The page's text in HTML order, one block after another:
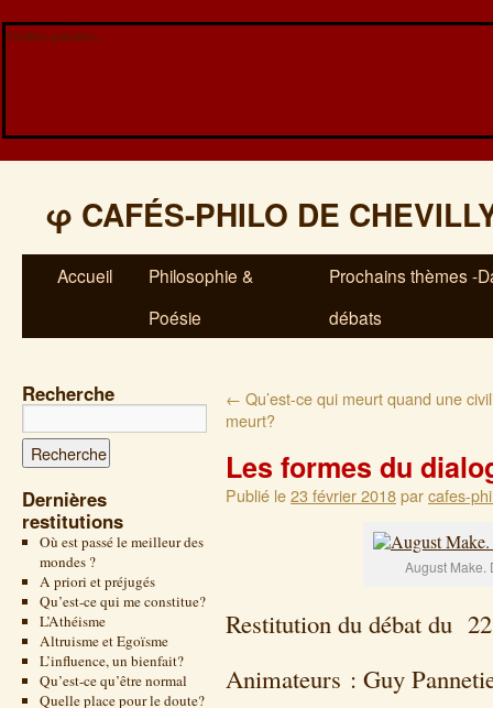
Veuillez patienter...
φ CAFÉS-PHILO DE
Accueil
Philosophie &
Poésie
Prochains thèmes -
débats
Recherche
Dernières
restitutions
Où est passé le meilleur des
mondes ?
A priori et préjugés
Qu’est-ce qui me constitue?
L’Athéisme
Altruisme et Egoïsme
L’influence, un bienfait?
Qu’est-ce qu’être normal
Quelle place pour le doute?
← Qu’est-ce qui meurt quand une
meurt?
Les formes du
Publié le23 février 2018parcafes-
August Make.
Restitution du débat du
Animateurs : Guy